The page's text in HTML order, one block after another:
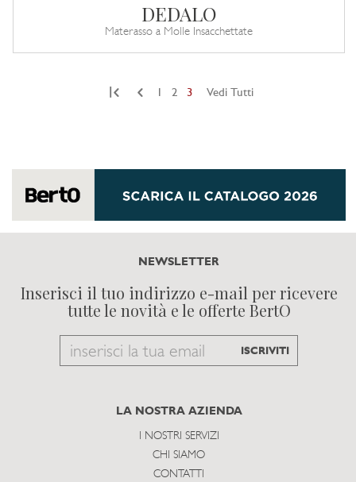
DEDALO
Materasso a Molle Insacchettate
1 2 3 Vedi Tutti
NEWSLETTER
Inserisci il tuo indirizzo e-mail per ricevere
tutte le novità e le offerte BertO
Email
subscribe
ISCRIVITI
LA NOSTRA AZIENDA
I NOSTRI SERVIZI
CHI SIAMO
CONTATTI